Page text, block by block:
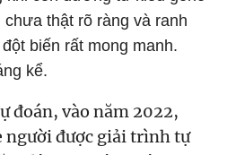
thật rõ ràng và ranh
biến rất mong manh.
kể.
đoán, vào năm 2022,
người được giải trình tự